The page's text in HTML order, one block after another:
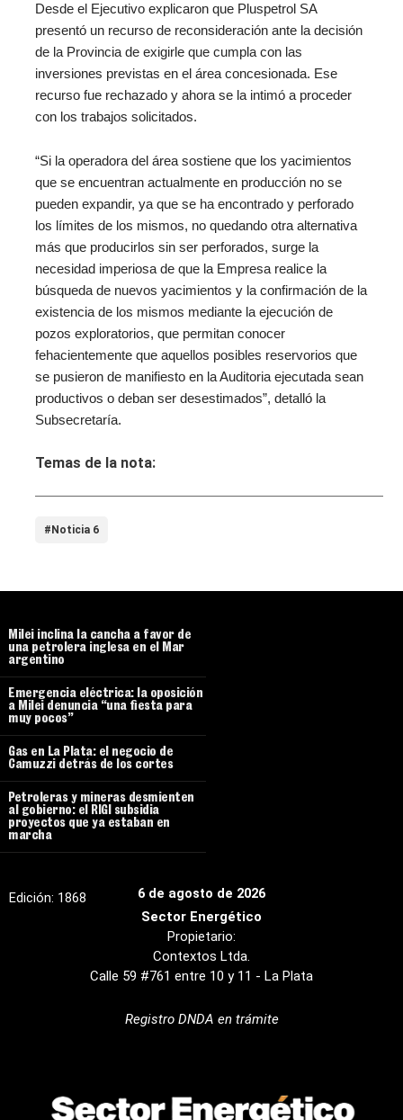
Desde el Ejecutivo explicaron que Pluspetrol SA
presentó un recurso de reconsideración ante la decisión
de la Provincia de exigirle que cumpla con las
inversiones previstas en el área concesionada. Ese
recurso fue rechazado y ahora se la intimó a proceder
con los trabajos solicitados.
“Si la operadora del área sostiene que los yacimientos
que se encuentran actualmente en producción no se
pueden expandir, ya que se ha encontrado y perforado
los límites de los mismos, no quedando otra alternativa
más que producirlos sin ser perforados, surge la
necesidad imperiosa de que la Empresa realice la
búsqueda de nuevos yacimientos y la confirmación de la
existencia de los mismos mediante la ejecución de
pozos exploratorios, que permitan conocer
fehacientemente que aquellos posibles reservorios que
se pusieron de manifiesto en la Auditoria ejecutada sean
productivos o deban ser desestimados”, detalló la
Subsecretaría.
Temas de la nota:
#Noticia 6
6 de agosto de 2026
Edición: 1868
Sector Energético
Propietario:
Contextos Ltda.
Calle 59 #761 entre 10 y 11 - La Plata
Registro DNDA en trámite
Milei inclina la cancha a favor de
una petrolera inglesa en el Mar
argentino
Emergencia eléctrica: la oposición
a Milei denuncia “una fiesta para
muy pocos”
Gas en La Plata: el negocio de
Camuzzi detrás de los cortes
Petroleras y mineras desmienten
al gobierno: el RIGI subsidia
proyectos que ya estaban en
marcha